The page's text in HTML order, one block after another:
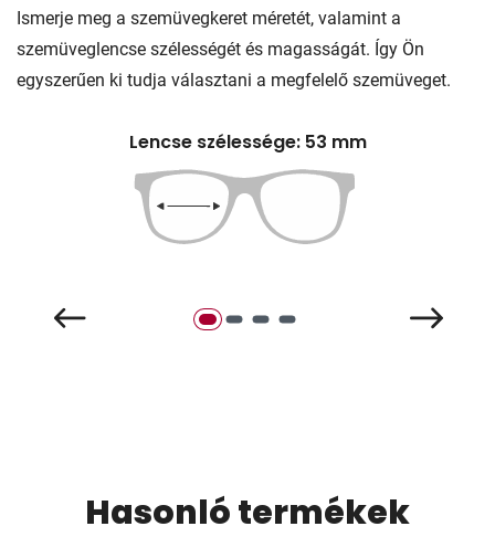
Ismerje meg a szemüvegkeret méretét, valamint a
szemüveglencse szélességét és magasságát. Így Ön
egyszerűen ki tudja választani a megfelelő szemüveget.
Lencse szélessége: 53 mm
Hasonló termékek